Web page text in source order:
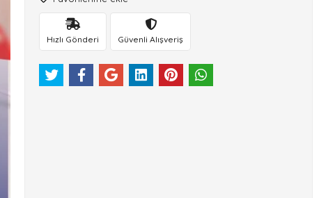
Hızlı Gönderi Güvenli Alışveriş